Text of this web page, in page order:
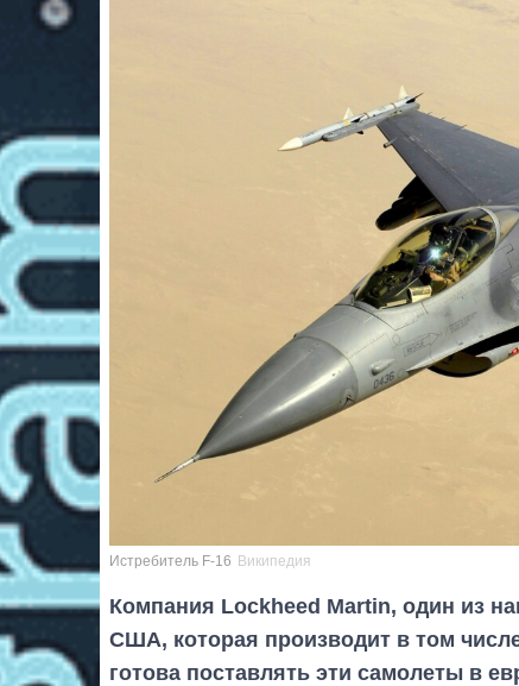
Истребитель F-16 Википедия
Компания Lockheed Martin, один из
США, которая производит в том
готова поставлять эти самолеты в